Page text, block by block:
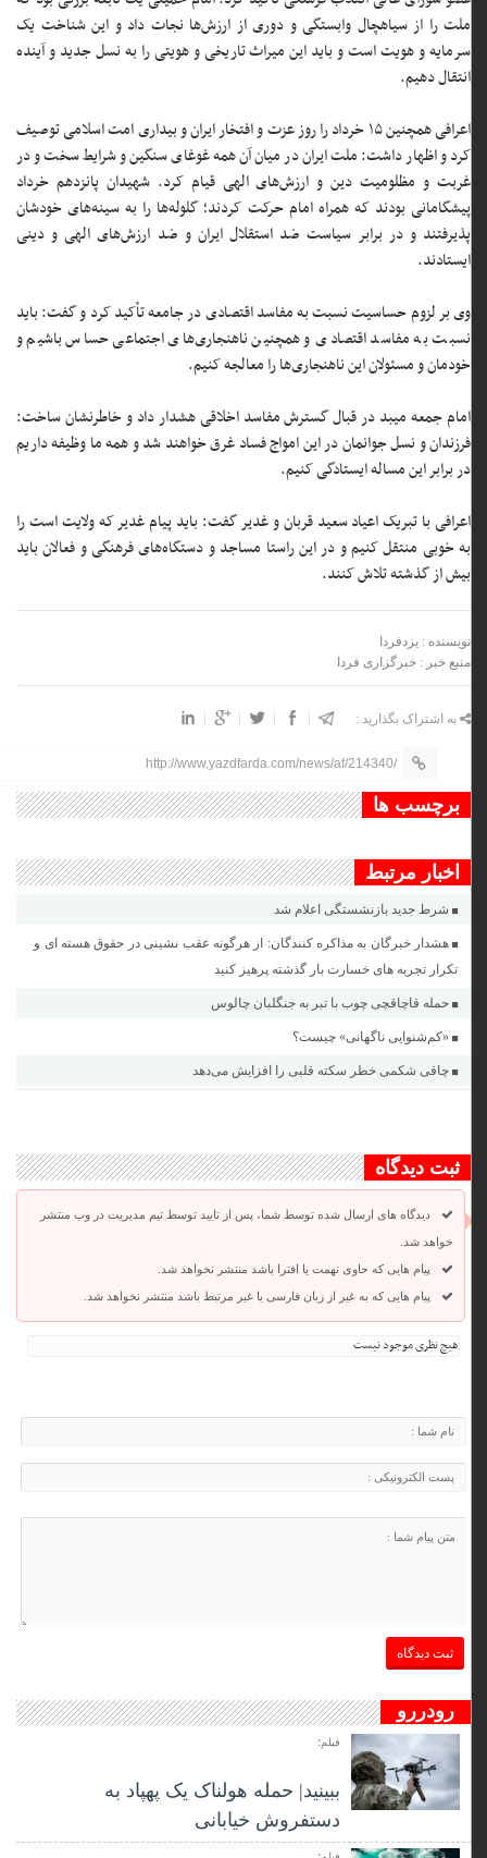
ملت را از سیاهچال وابستگی و دوری از ارزش‌ها نجات داد و این شناخت یک
سرمایه و هویت است و باید این میراث تاریخی و هویتی را به نسل جدید و آینده
انتقال دهیم.
اعرافی همچنین ۱۵ خرداد را روز عزت و افتخار ایران و بیداری امت اسلامی توصیف
کرد و اظهار داشت: ملت ایران در میان آن همه غوغای سنگین و شرایط سخت و در
غربت و مظلومیت دین و ارزش‌های الهی قیام کرد. شهیدان پانزدهم خرداد
پیشگامانی بودند که همراه امام حرکت کردند؛ گلوله‌ها را به سینه‌های خودشان
پذیرفتند و در برابر سیاست ضد استقلال ایران و ضد ارزش‌های الهی و دینی
ایستادند.
وی بر لزوم حساسیت نسبت به مفاسد اقتصادی در جامعه تأکید کرد و گفت: باید
نسبت به مفاسد اقتصادی و همچنین ناهنجاری‌های اجتماعی حساس باشیم و
خودمان و مسئولان این ناهنجاری‌ها را معالجه کنیم.
امام جمعه میبد در قبال گسترش مفاسد اخلاقی هشدار داد و خاطرنشان ساخت:
فرزندان و نسل جوانمان در این امواج فساد غرق خواهند شد و همه ما وظیفه داریم
در برابر این مساله ایستادگی کنیم.
اعرافی با تبریک اعیاد سعید قربان و غدیر گفت: باید پیام غدیر که ولایت است را
به خوبی منتقل کنیم و در این راستا مساجد و دستگاه‌های فرهنگی و فعالان باید
بیش از گذشته تلاش کنند.
نویسنده : یزدفردا
منبع خبر : خبرگزاری فردا
به اشتراک بگذارید :
http://www.yazdfarda.com/news/af/214340/
برچسب ها
اخبار مرتبط
شرط جدید بازنشستگی اعلام شد
هشدار خبرگان به مذاکره کنندگان: از هرگونه عقب نشینی در حقوق هسته ای و
تکرار تجربه های خسارت بار گذشته پرهیز کنید
حمله قاچاقچی چوب با تبر به جنگلبان چالوس
«کم‌شنوایی ناگهانی» چیست؟
چاقی شکمی خطر سکته قلبی را افزایش می‌دهد
ثبت دیدگاه
دیدگاه های ارسال شده توسط شما، پس از تایید توسط تیم مدیریت در وب منتشر
خواهد شد.
پیام هایی که حاوی تهمت یا افترا باشد منتشر نخواهد شد.
پیام هایی که به غیر از زبان فارسی یا غیر مرتبط باشد منتشر نخواهد شد.
هیچ نظری موجود نیست
رودررو
فیلم؛
ببینید| حمله هولناک یک پهپاد به
دستفروش خیابانی